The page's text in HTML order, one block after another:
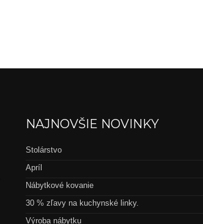
NAJNOVŠIE NOVINKY
Stolárstvo
Apríl
Nábytkové kovanie
30 % zľavy na kuchynské linky.
Výroba nábytku